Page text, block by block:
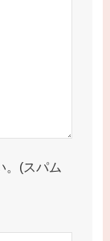
。(スパム